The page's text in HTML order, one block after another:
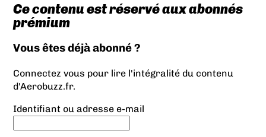
Ce contenu est réservé aux abonnés
prémium
Vous êtes déjà abonné ?
Connectez vous pour lire l'intégralité du contenu
d'Aerobuzz.fr.
Identifiant ou adresse e-mail